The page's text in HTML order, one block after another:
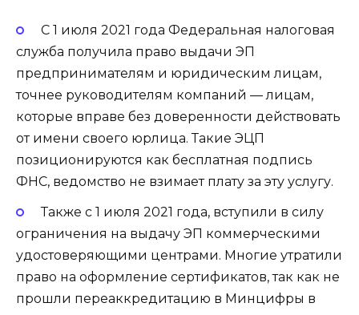
С 1 июля 2021 года Федеральная налоговая
служба получила право выдачи ЭП
предпринимателям и юридическим лицам,
точнее руководителям компаний — лицам,
которые вправе без доверенности действовать
от имени своего юрлица. Такие ЭЦП
позиционируются как бесплатная подпись
ФНС, ведомство не взимает плату за эту услугу.
Также с 1 июля 2021 года, вступили в силу
ограничения на выдачу ЭП коммерческими
удостоверяющими центрами. Многие утратили
право на оформление сертификатов, так как не
прошли переаккредитацию в Минцифры в